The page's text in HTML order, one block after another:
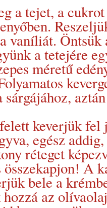
a tejet, a cukrot
vaníliát.
a tetejére
méretű
keverjük fel
egész
réteget
összekapjon! A
bele a
az